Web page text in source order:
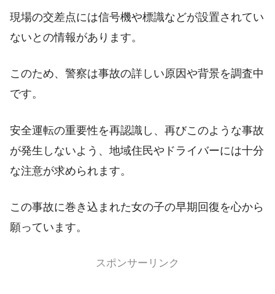
現場の交差点には信号機や標識などが設置されてい
ないとの情報があります。
このため、警察は事故の詳しい原因や背景を調査中
です。
安全運転の重要性を再認識し、再びこのような事故
が発生しないよう、地域住民やドライバーには十分
な注意が求められます。
この事故に巻き込まれた女の子の早期回復を心から
願っています。
スポンサーリンク